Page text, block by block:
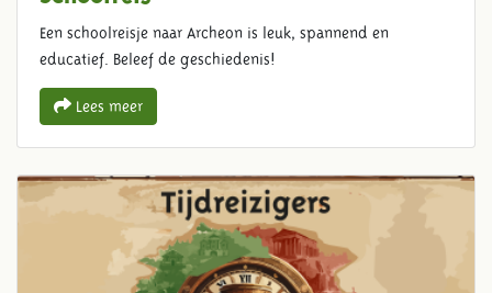
Een schoolreisje naar Archeon is leuk, spannend en
educatief. Beleef de geschiedenis!
Lees meer